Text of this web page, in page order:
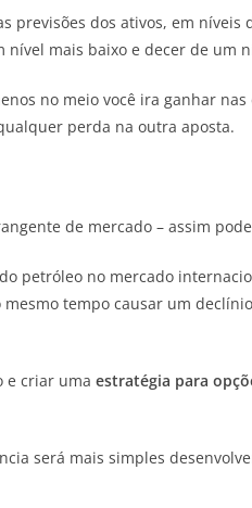
previsões dos ativos, em
mais baixo e decer de um
no meio você ira ganhar nas
perda na outra aposta.
de mercado – assim
petróleo no mercado
tempo causar um
e criar uma estratégia para
será mais simples